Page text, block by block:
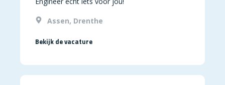
Assen, Drenthe
Bekijk de vacature